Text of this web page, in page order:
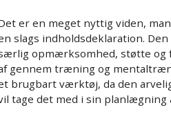
er en meget nyttig viden,
slags indholdsdeklaration.
opmærksomhed, støtte og
gennem træning og
brugbart værktøj, da den
tage det med i sin planlægning